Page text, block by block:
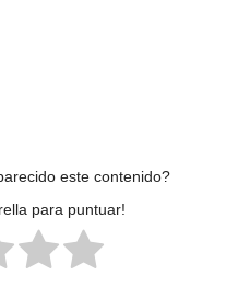
este contenido?
para puntuar!